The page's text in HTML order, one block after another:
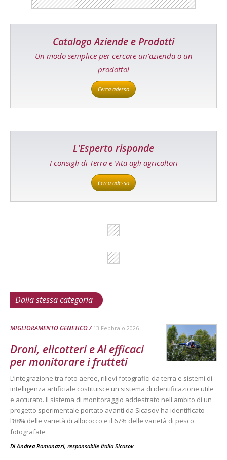
Catalogo Aziende e Prodotti
Un modo semplice per cercare un'azienda o un
prodotto!
Cerca adesso
L'Esperto risponde
I consigli di Terra e Vita agli agricoltori
Cerca adesso
Dalla stessa categoria
MIGLIORAMENTO GENETICO 13 Febbraio 2026
Droni, elicotteri e AI efficaci
per monitorare i frutteti
L’integrazione tra foto aeree, rilievi fotografici da terra e sistemi di
intelligenza artificiale costituisce un sistema di identificazione utile
e accurato. Il sistema di monitoraggio addestrato nell'ambito di un
progetto sperimentale portato avanti da Sicasov ha identificato
l’88% delle varietà di albicocco e il 67% delle varietà di pesco
fotografate
Di Andrea Romanazzi, responsabile Italia Sicasov -